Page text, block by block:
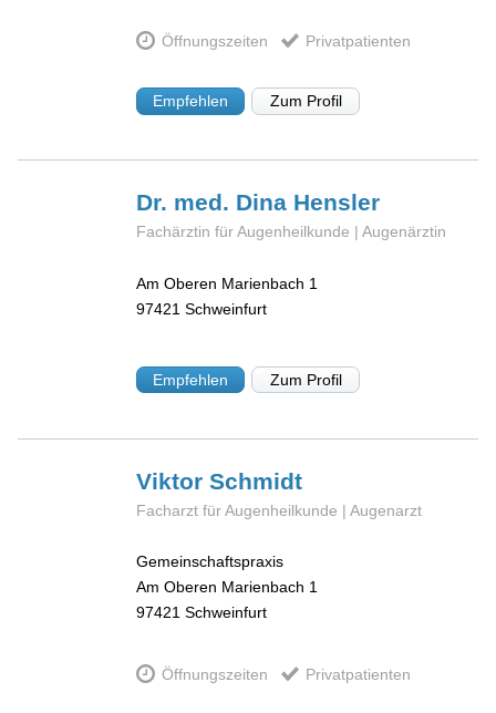
Öffnungszeiten Privatpatienten
Empfehlen Zum Profil
Dr. med. Dina Hensler
Fachärztin für Augenheilkunde | Augenärztin
Am Oberen Marienbach 1
97421 Schweinfurt
Empfehlen Zum Profil
ViktorSchmidt
Facharzt für Augenheilkunde | Augenarzt
Gemeinschaftspraxis
Am Oberen Marienbach 1
97421 Schweinfurt
Öffnungszeiten Privatpatienten